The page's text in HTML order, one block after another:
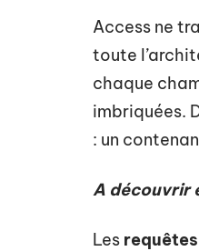
Access ne
toute
chaque
imbriquées.
: un
A découvrir
Les requêtes